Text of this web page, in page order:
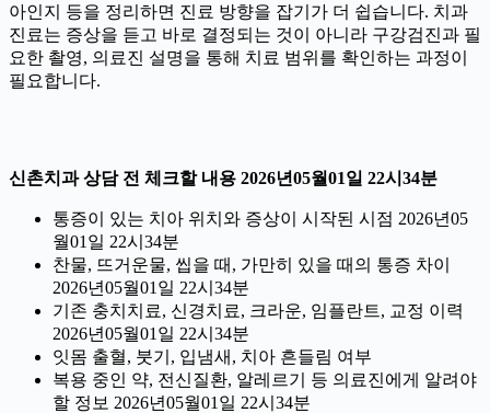
아인지 등을 정리하면 진료 방향을 잡기가 더 쉽습니다. 치과
진료는 증상을 듣고 바로 결정되는 것이 아니라 구강검진과 필
요한 촬영, 의료진 설명을 통해 치료 범위를 확인하는 과정이
필요합니다.
신촌치과 상담 전 체크할 내용 2026년05월01일 22시34분
통증이 있는 치아 위치와 증상이 시작된 시점 2026년05
월01일 22시34분
찬물, 뜨거운물, 씹을 때, 가만히 있을 때의 통증 차이
2026년05월01일 22시34분
기존 충치치료, 신경치료, 크라운, 임플란트, 교정 이력
2026년05월01일 22시34분
잇몸 출혈, 붓기, 입냄새, 치아 흔들림 여부
복용 중인 약, 전신질환, 알레르기 등 의료진에게 알려야
할 정보 2026년05월01일 22시34분